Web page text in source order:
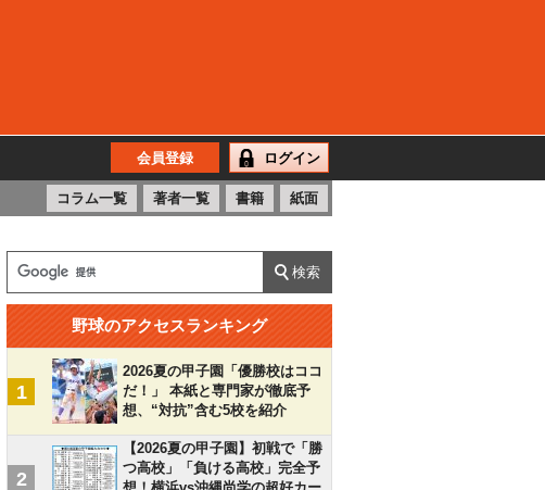
会員登録 ログイン
コラム一覧 著者一覧 書籍 紙面
野球のアクセスランキング
1
2026夏の甲子園「優勝校はココ
だ！」 本紙と専門家が徹底予
想、“対抗”含む5校を紹介
2
【2026夏の甲子園】初戦で「勝
つ高校」「負ける高校」完全予